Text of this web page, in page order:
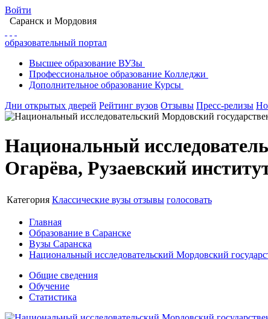
Войти
Саранск и Мордовия
образовательный портал
Высшее образование ВУЗы
Профессиональное образование Колледжи
Дополнительное образование Курсы
Дни открытых дверей Рейтинг вузов Отзывы Пресс-релизы
Национальный
Огарёва, Рузаевский
Категория Классические вузы отзывы голосовать
Главная
Образование в Саранске
Вузы Саранска
Национальный исследовательский Мордовский
Общие сведения
Обучение
Статистика